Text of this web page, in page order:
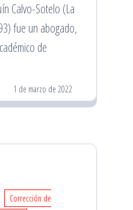
Calvo-Sotelo (La
fue un abogado,
de
1 de marzo de 2022
Corrección de